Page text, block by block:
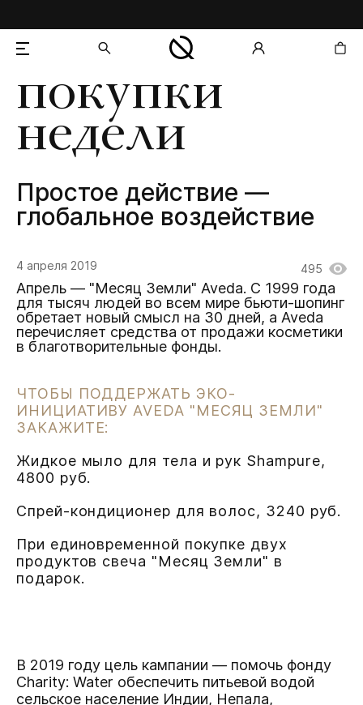
добавлен в корзину
покупки
недели
Простое действие —
глобальное воздействие
4 апреля 2019 495
Апрель — "Месяц Земли" Aveda. С 1999 года
для тысяч людей во всем мире бьюти-шопинг
обретает новый смысл на 30 дней, а Aveda
перечисляет средства от продажи косметики
в благотворительные фонды.
ЧТОБЫ ПОДДЕРЖАТЬ ЭКО-
ИНИЦИАТИВУ AVEDA "МЕСЯЦ ЗЕМЛИ"
ЗАКАЖИТЕ:
Жидкое мыло для тела и рук Shampure,
4800 руб.
Спрей-кондиционер для волос, 3240 руб.
При единовременной покупке двух
продуктов свеча "Месяц Земли" в
подарок.
В 2019 году цель кампании — помочь фонду
Charity: Water обеспечить питьевой водой
сельское население Индии, Непала,